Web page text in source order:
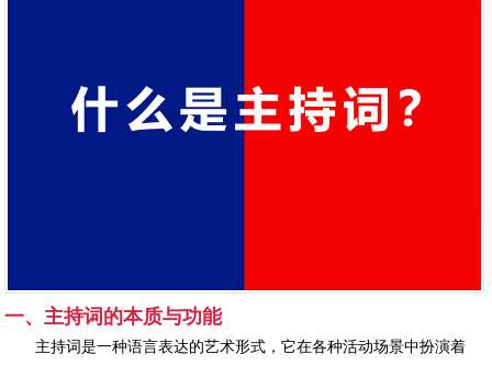
一、主持词的本质与功能
主持词是一种语言表达的艺术形式，它在各种活动场景中扮演着